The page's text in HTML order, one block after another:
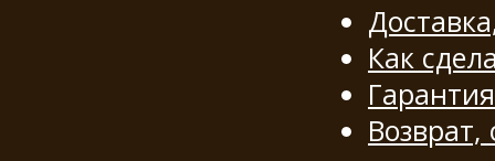
Как
Гарантия